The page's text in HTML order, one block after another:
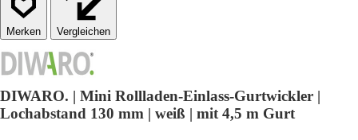
Vergleichen
DIWARO. | Mini Rollladen-Einlass-Gurtwickler |
Lochabstand 130 mm | weiß | mit 4,5 m Gurt